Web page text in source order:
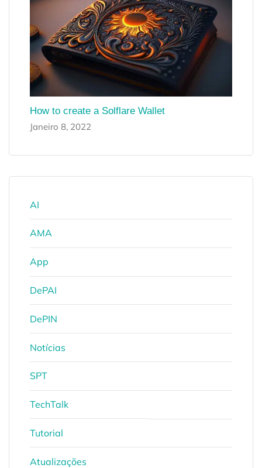
How to create a Solflare Wallet
Janeiro 8, 2022
AI
AMA
App
DePAI
DePIN
Notícias
SPT
TechTalk
Tutorial
Atualizações